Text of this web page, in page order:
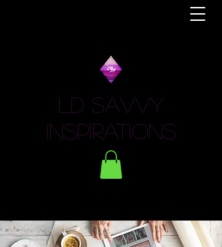
LD Savvy
Inspirations